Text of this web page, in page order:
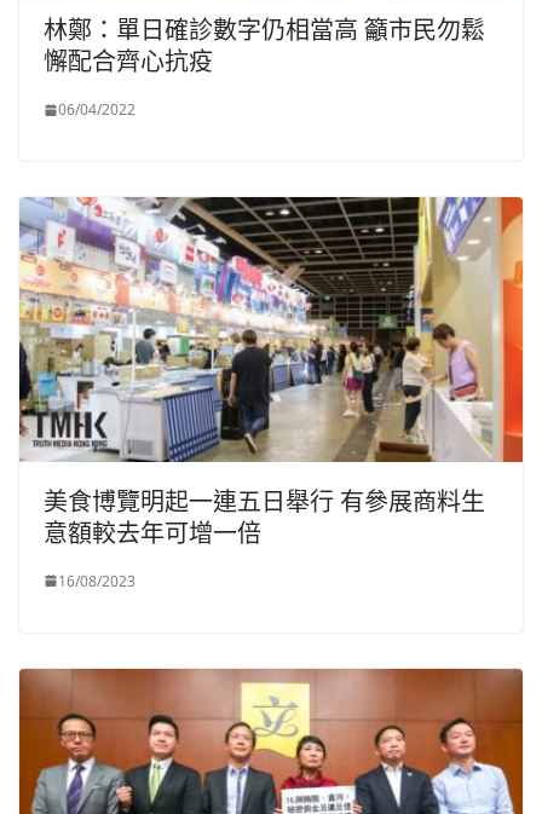
林鄭：單日確診數字仍相當高 籲市民勿鬆
懈配合齊心抗疫
06/04/2022
美食博覽明起一連五日舉行 有參展商料生
意額較去年可增一倍
16/08/2023